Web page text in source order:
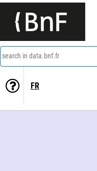
search in data.bnf.fr
FR